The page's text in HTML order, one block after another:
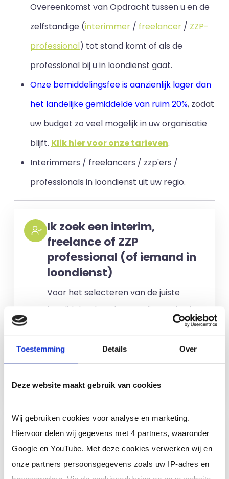
Toestemming Details Over
Deze website maakt gebruik van cookies
Wij gebruiken cookies voor analyse en marketing.
Hiervoor delen wij gegevens met 4 partners, waaronder
Google en YouTube. Met deze cookies verwerken wij en
onze partners persoonsgegevens zoals uw IP-adres en
Overeenkomst van Opdracht tussen u en de
zelfstandige (interimmer / freelancer / ZZP-
professional) tot stand komt of als de
professional bij u in loondienst gaat.
Onze bemiddelingsfee is aanzienlijk lager dan
het landelijke gemiddelde van ruim 20%, zodat
uw budget zo veel mogelijk in uw organisatie
blijft. Klik hier voor onze tarieven.
Interimmers / freelancers / zzp'ers /
professionals in loondienst uit uw regio.
Ik zoek een interim,
freelance of ZZP
professional (of iemand in
loondienst)
Voor het selecteren van de juiste
kandidaten berekenen wij geen kosten.
Kosten worden
voor u aan de slag gaat.
Meer informatie
Ik ben een interim,
freelance of ZZP
professional (of ik wil in
loondienst)